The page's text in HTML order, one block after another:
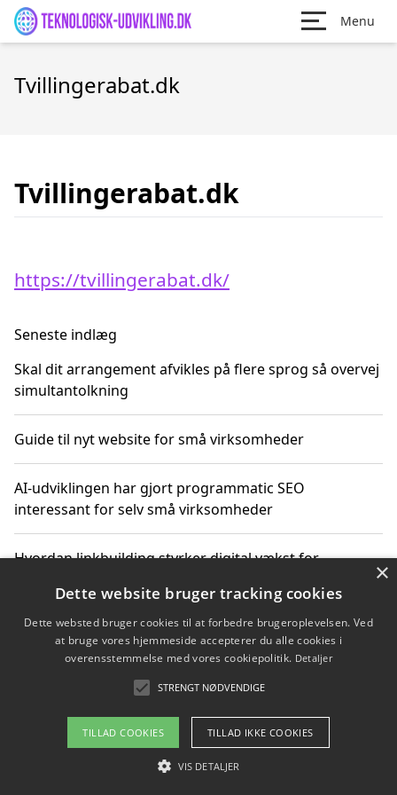
Menu
Tvillingerabat.dk
Tvillingerabat.dk
https://tvillingerabat.dk/
Seneste indlæg
Skal dit arrangement afvikles på flere sprog så overvej
simultantolkning
Guide til nyt website for små virksomheder
AI-udviklingen har gjort programmatic SEO
interessant for selv små virksomheder
Hvordan linkbuilding styrker digital vækst for
Sådan har udviklingen inden for genbrug af elektronik
ændret sig
Copyright 2026 - Pilanto Aps
Om / kontakt
×
Dette website bruger tracking cookies
Dette websted bruger cookies til at forbedre brugeroplevelsen. Ved
at bruge vores hjemmeside accepterer du alle cookies i
overensstemmelse med vores cookiepolitik. Detaljer
STRENGT NØDVENDIGE
TILLAD COOKIES TILLAD IKKE COOKIES
VIS DETALJER